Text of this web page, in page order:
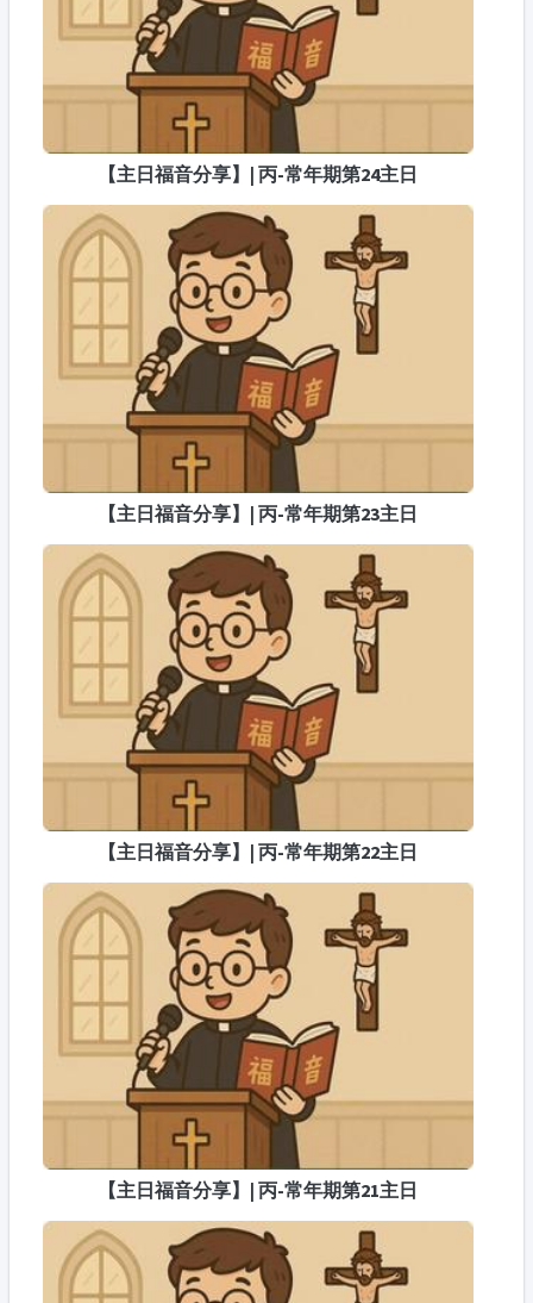
【主日福音分享】| 丙-常年期第24主日
【主日福音分享】| 丙-常年期第23主日
【主日福音分享】| 丙-常年期第22主日
【主日福音分享】| 丙-常年期第21主日